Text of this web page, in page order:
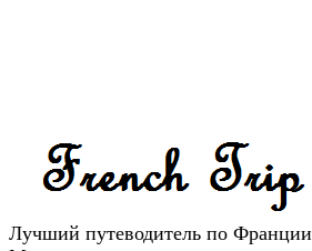
Лучший путеводитель по Франции